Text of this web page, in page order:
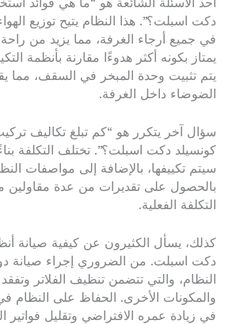
أحد الأسئلة الشائعة هو “ما هي فوائد
دكت اسبلت؟”. هذا النظام يتيح توزيع
في جميع أرجاء الغرفة، مما يزيد من
يمتاز بكونه أكثر هدوءًا مقارنة بأنظمة
يتم تثبيت وحدة المبخر في السقف، مما
الضوضاء داخل الغرفة.
سؤال آخر يتكرر هو “كم تبلغ تكاليف
كونسيلد دكت اسبلت؟”. تختلف التكلفة
سيتم تكييفها، بالإضافة إلى مواصفات
بالحصول على تقديرات من عدة مقاولين
التكلفة الفعلية.
كذلك، يسأل الكثيرون عن كيفية صيانة
دكت اسبلت. من الضروري إجراء صيانة
النظام، والتي تتضمن تنظيف الفلاتر
والمكونات الأخرى. الحفاظ على النظام
في زيادة عمره الافتراضي وتقليل فواتير